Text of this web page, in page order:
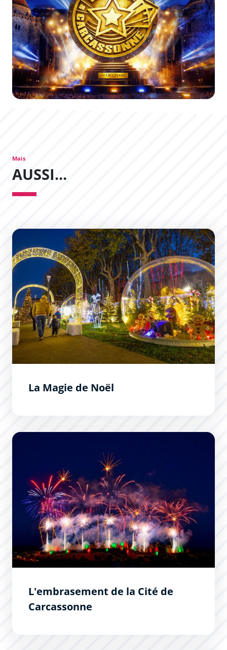
Mais
AUSSI...
La Magie de Noël
La Magie de Noël
L&#039;embrasement de la Cité de Carcassonne
L'embrasement de la Cité de
Carcassonne